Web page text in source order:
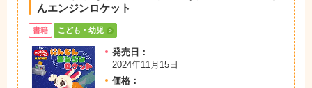
んエンジンロケット
書籍 こども・幼児
発売日：
2024年11月15日
価格：